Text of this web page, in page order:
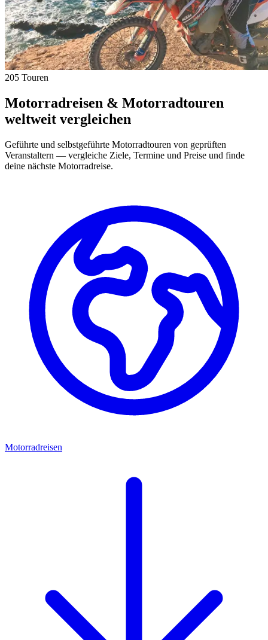
205 Touren
Motorradreisen & Motorradtouren
weltweit vergleichen
Geführte und selbstgeführte Motorradtouren von geprüften
Veranstaltern — vergleiche Ziele, Termine und Preise und finde
deine nächste Motorradreise.
Motorradreisen